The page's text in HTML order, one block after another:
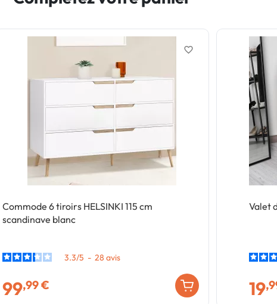
Commode 6 tiroirs HELSINKI 115 cm
scandinave blanc
3.3/5 - 28 avis
99,99 €
favorite_border
Valet
19